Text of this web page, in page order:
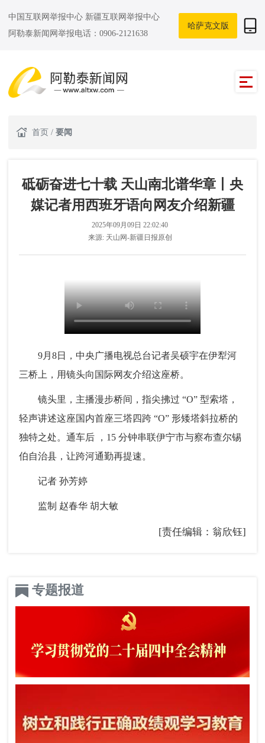
中国互联网举报中心 新疆互联网举报中心
阿勒泰新闻网举报电话：0906-2121638
哈萨克文版
首页 / 要闻
砥砺奋进七十载 天山南北谱华章丨央
媒记者用西班牙语向网友介绍新疆
2025年09月09日 22:02:40
来源: 天山网-新疆日报原创
9月8日，中央广播电视总台记者吴硕宇在伊犁河
三桥上，用镜头向国际网友介绍这座桥。
镜头里，主播漫步桥间，指尖拂过 “O” 型索塔，
轻声讲述这座国内首座三塔四跨 “O” 形矮塔斜拉桥的
独特之处。通车后 ，15 分钟串联伊宁市与察布查尔锡
伯自治县，让跨河通勤再提速。
记者 孙芳婷
监制 赵春华 胡大敏
[责任编辑：翁欣钰]
专题报道